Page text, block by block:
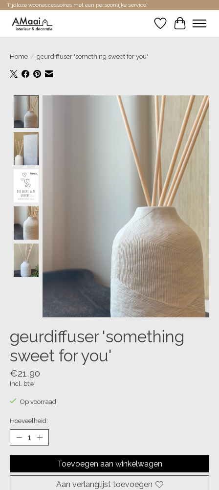
Tijdloze woonaccessoires met een persoonlijke service!
Verlanglijst
Home / geurdiffuser 'something sweet for you'
Product image slideshow Items
geurdiffuser 'something
sweet for you'
€21,90
Incl. btw
Op voorraad
Hoeveelheid:
Toevoegen aan winkelwagen
Aan verlanglijst toevoegen